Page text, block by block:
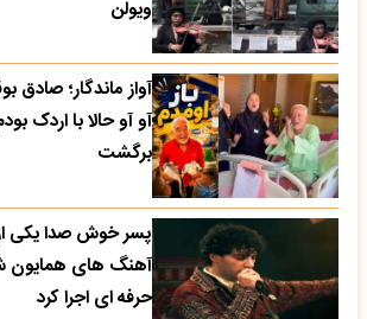
ویولن
آواز ماندگار؛ صادق
آو آو حالا با اردک
برگشت
پسر خوش صدا یکی
آهنگ های همایون
حرفه ای اجرا کرد